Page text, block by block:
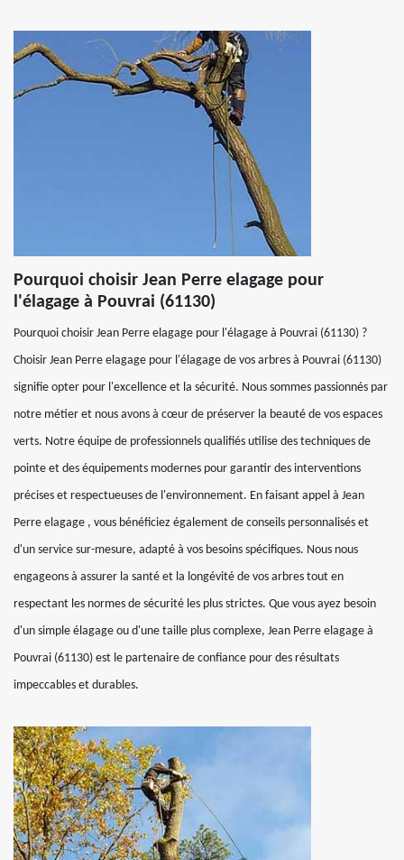
Pourquoi choisir Jean Perre elagage pour
l'élagage à Pouvrai (61130)
Pourquoi choisir Jean Perre elagage pour l'élagage à Pouvrai (61130) ?
Choisir Jean Perre elagage pour l'élagage de vos arbres à Pouvrai (61130)
signifie opter pour l'excellence et la sécurité. Nous sommes passionnés par
notre métier et nous avons à cœur de préserver la beauté de vos espaces
verts. Notre équipe de professionnels qualifiés utilise des techniques de
pointe et des équipements modernes pour garantir des interventions
précises et respectueuses de l'environnement. En faisant appel à Jean
Perre elagage , vous bénéficiez également de conseils personnalisés et
d'un service sur-mesure, adapté à vos besoins spécifiques. Nous nous
engageons à assurer la santé et la longévité de vos arbres tout en
respectant les normes de sécurité les plus strictes. Que vous ayez besoin
d'un simple élagage ou d'une taille plus complexe, Jean Perre elagage à
Pouvrai (61130) est le partenaire de confiance pour des résultats
impeccables et durables.